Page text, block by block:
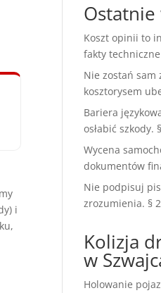
i
Ostatnie
Koszt opinii to
fakty techniczne
Nie zostań sam
kosztorysem
Bariera
osłabić szkody.
Wycena
dokumentów
Nie podpisuj
zrozumienia. §
Kolizja
w
Holowanie